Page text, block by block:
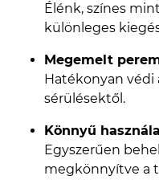
Élénk, színes
különleges
Megemelt
Hatékonyan védi
sérülésektől.
Könnyű
Egyszerűen
megkönnyítve a